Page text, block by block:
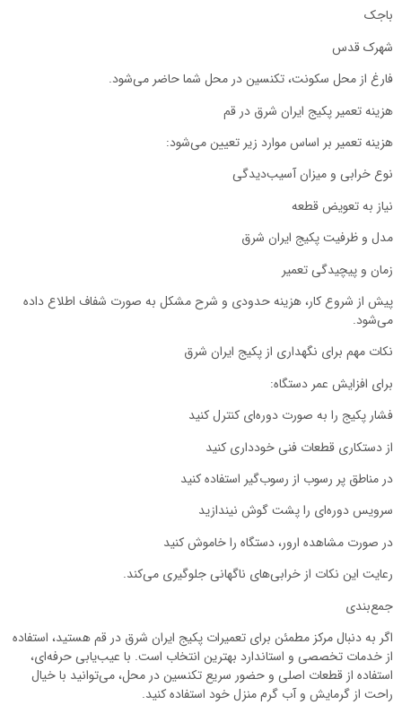
باجک
شهرک قدس
فارغ از محل سکونت، تکنسین در محل شما حاضر می‌شود.
هزینه تعمیر پکیج ایران شرق در قم
هزینه تعمیر بر اساس موارد زیر تعیین می‌شود:
نوع خرابی و میزان آسیب‌دیدگی
نیاز به تعویض قطعه
مدل و ظرفیت پکیج ایران شرق
زمان و پیچیدگی تعمیر
پیش از شروع کار، هزینه حدودی و شرح مشکل به صورت شفاف اطلاع داده
می‌شود.
نکات مهم برای نگهداری از پکیج ایران شرق
برای افزایش عمر دستگاه:
فشار پکیج را به صورت دوره‌ای کنترل کنید
از دستکاری قطعات فنی خودداری کنید
در مناطق پر رسوب از رسوب‌گیر استفاده کنید
سرویس دوره‌ای را پشت گوش نیندازید
در صورت مشاهده ارور، دستگاه را خاموش کنید
رعایت این نکات از خرابی‌های ناگهانی جلوگیری می‌کند.
جمع‌بندی
اگر به دنبال مرکز مطمئن برای تعمیرات پکیج ایران شرق در قم هستید، استفاده
از خدمات تخصصی و استاندارد بهترین انتخاب است. با عیب‌یابی حرفه‌ای،
استفاده از قطعات اصلی و حضور سریع تکنسین در محل، می‌توانید با خیال
راحت از گرمایش و آب گرم منزل خود استفاده کنید.